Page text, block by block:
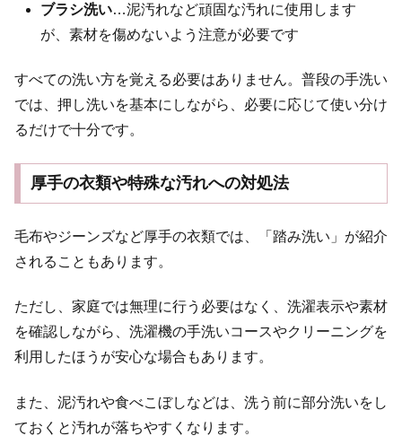
ブラシ洗い…泥汚れなど頑固な汚れに使用します
が、素材を傷めないよう注意が必要です
すべての洗い方を覚える必要はありません。普段の手洗い
では、押し洗いを基本にしながら、必要に応じて使い分け
るだけで十分です。
厚手の衣類や特殊な汚れへの対処法
毛布やジーンズなど厚手の衣類では、「踏み洗い」が紹介
されることもあります。
ただし、家庭では無理に行う必要はなく、洗濯表示や素材
を確認しながら、洗濯機の手洗いコースやクリーニングを
利用したほうが安心な場合もあります。
また、泥汚れや食べこぼしなどは、洗う前に部分洗いをし
ておくと汚れが落ちやすくなります。